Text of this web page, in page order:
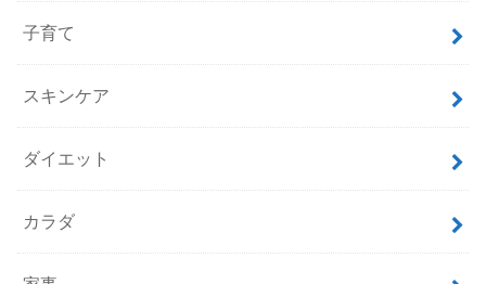
子育て
スキンケア
ダイエット
カラダ